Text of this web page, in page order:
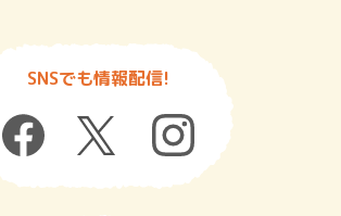
SNSでも情報配信!